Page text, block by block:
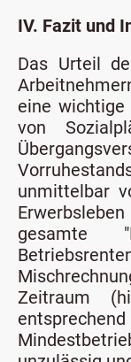
IV. Fazit und
Das Urteil
eine
von
unmittelbar
gesamte
Zeitraum